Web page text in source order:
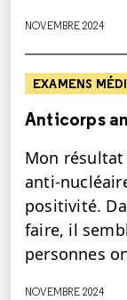
NOVEMBRE 2024
EXAMENS
Anticorps
Mon
anti-
positivité.
faire, il
personnes
NOVEMBRE 2024